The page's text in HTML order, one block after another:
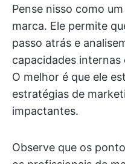
Pense nisso como
marca. Ele permite
passo atrás e
capacidades
O melhor é que ele
estratégias de
impactantes.
Observe que os